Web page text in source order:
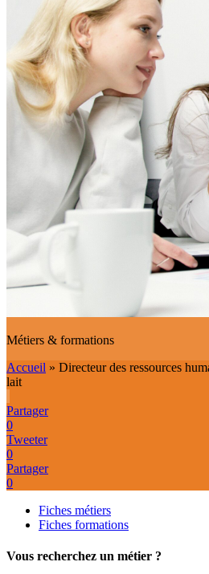
Métiers & formations
Accueil » Directeur des ressources
lait
Partager
0
Tweeter
0
Partager
0
Fiches métiers
Fiches formations
Vous recherchez un métier ?